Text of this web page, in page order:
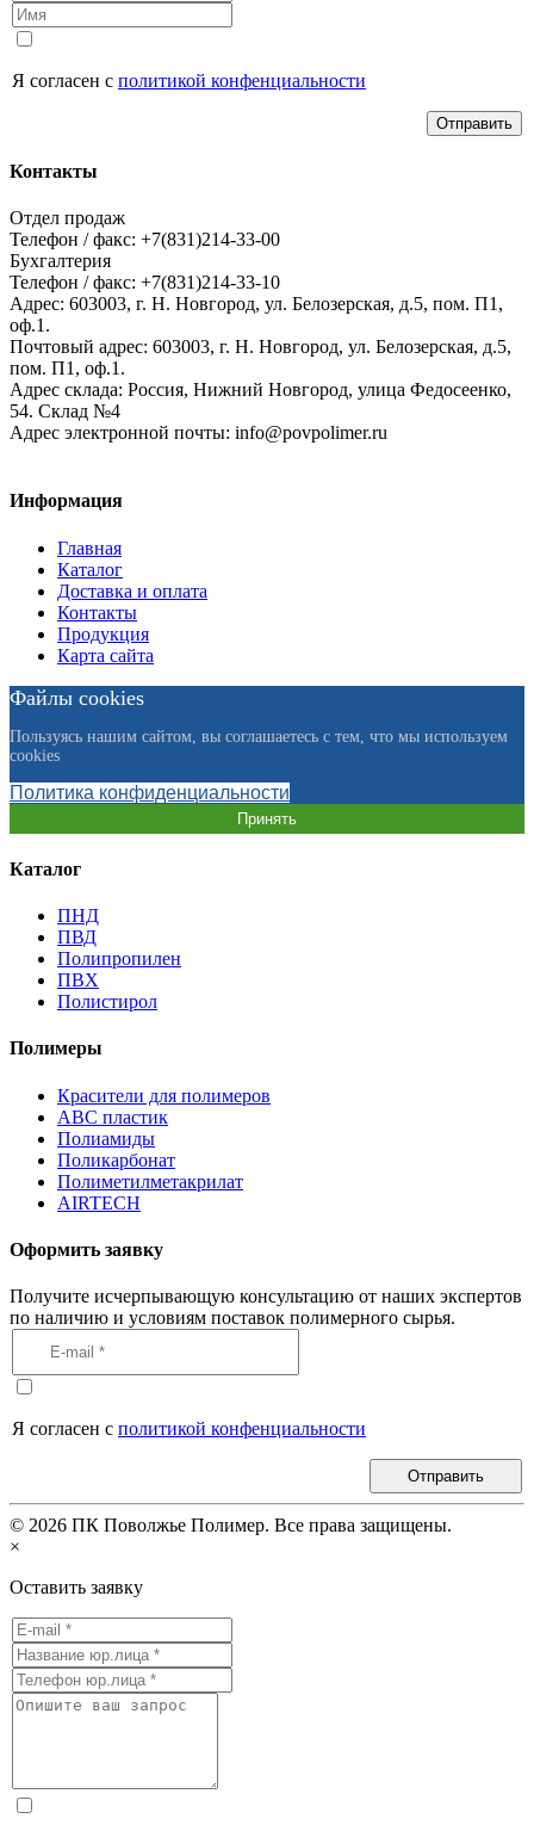
Я согласен с политикой конфенциальности
Отправить
Контакты
Отдел продаж
Телефон / факс: +7(831)214-33-00
Бухгалтерия
Телефон / факс: +7(831)214-33-10
Адрес: 603003, г. Н. Новгород, ул. Белозерская, д.5, пом. П1,
оф.1.
Почтовый адрес: 603003, г. Н. Новгород, ул. Белозерская, д.5,
пом. П1, оф.1.
Адрес склада: Россия, Нижний Новгород, улица Федосеенко,
54. Склад №4
Адрес электронной почты: info@povpolimer.ru
Информация
Главная
Каталог
Доставка и оплата
Контакты
Продукция
Карта сайта
Файлы cookies
Пользуясь нашим сайтом, вы соглашаетесь с тем, что мы используем
cookies
Политика конфиденциальности
Принять
Каталог
ПНД
ПВД
Полипропилен
ПВХ
Полистирол
Полимеры
Красители для полимеров
АВС пластик
Полиамиды
Поликарбонат
Полиметилметакрилат
AIRTECH
Оформить заявку
Получите исчерпывающую консультацию от наших экспертов
по наличию и условиям поставок полимерного сырья.
Я согласен с политикой конфенциальности
Отправить
© 2026 ПК Поволжье Полимер. Все права защищены.
×
Оставить заявку